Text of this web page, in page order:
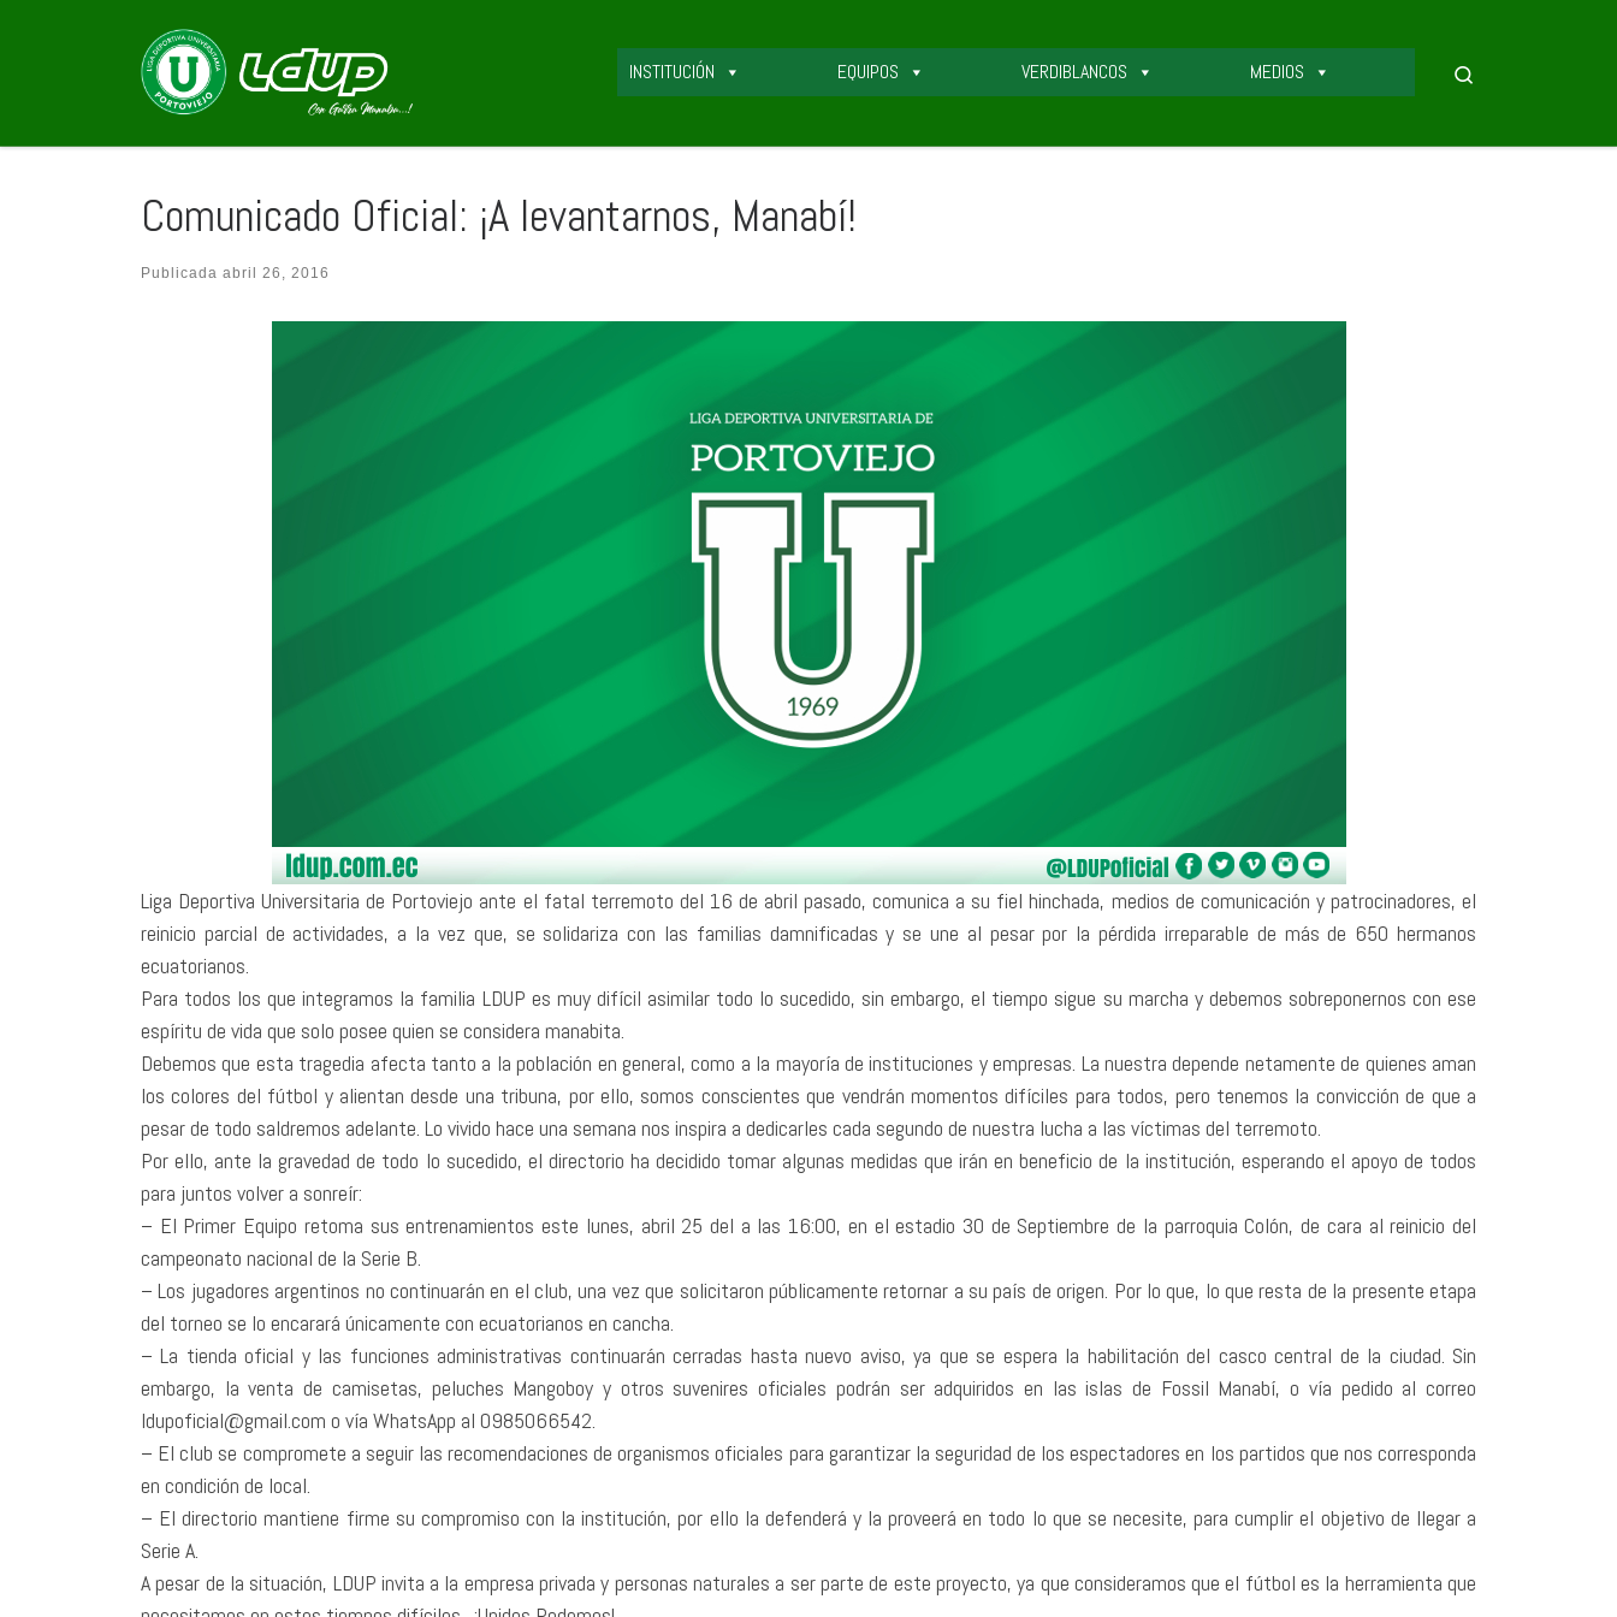
Saltar al contenido
INSTITUCIÓN EQUIPOS VERDIBLANCOS MEDIOS
Comunicado Oficial: ¡A levantarnos, Manabí!
Publicada abril 26, 2016
Liga Deportiva Universitaria de Portoviejo ante el fatal terremoto del 16 de abril pasado, comunica a su fiel hinchada, medios de comunicación y patrocinadores, el
reinicio parcial de actividades, a la vez que, se solidariza con las familias damnificadas y se une al pesar por la pérdida irreparable de más de 650 hermanos
ecuatorianos.
Para todos los que integramos la familia LDUP es muy difícil asimilar todo lo sucedido, sin embargo, el tiempo sigue su marcha y debemos sobreponernos con ese
espíritu de vida que solo posee quien se considera manabita.
Debemos que esta tragedia afecta tanto a la población en general, como a la mayoría de instituciones y empresas. La nuestra depende netamente de quienes aman
los colores del fútbol y alientan desde una tribuna, por ello, somos conscientes que vendrán momentos difíciles para todos, pero tenemos la convicción de que a
pesar de todo saldremos adelante. Lo vivido hace una semana nos inspira a dedicarles cada segundo de nuestra lucha a las víctimas del terremoto.
Por ello, ante la gravedad de todo lo sucedido, el directorio ha decidido tomar algunas medidas que irán en beneficio de la institución, esperando el apoyo de todos
para juntos volver a sonreír:
– El Primer Equipo retoma sus entrenamientos este lunes, abril 25 del a las 16:00, en el estadio 30 de Septiembre de la parroquia Colón, de cara al reinicio del
campeonato nacional de la Serie B.
– Los jugadores argentinos no continuarán en el club, una vez que solicitaron públicamente retornar a su país de origen. Por lo que, lo que resta de la presente etapa
del torneo se lo encarará únicamente con ecuatorianos en cancha.
– La tienda oficial y las funciones administrativas continuarán cerradas hasta nuevo aviso, ya que se espera la habilitación del casco central de la ciudad. Sin
embargo, la venta de camisetas, peluches Mangoboy y otros suvenires oficiales podrán ser adquiridos en las islas de Fossil Manabí, o vía pedido al correo
ldupoficial@gmail.com o vía WhatsApp al 0985066542.
– El club se compromete a seguir las recomendaciones de organismos oficiales para garantizar la seguridad de los espectadores en los partidos que nos corresponda
en condición de local.
– El directorio mantiene firme su compromiso con la institución, por ello la defenderá y la proveerá en todo lo que se necesite, para cumplir el objetivo de llegar a
Serie A.
A pesar de la situación, LDUP invita a la empresa privada y personas naturales a ser parte de este proyecto, ya que consideramos que el fútbol es la herramienta que